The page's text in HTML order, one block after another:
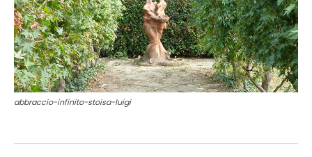
abbraccio-infinito-stoisa-luigi